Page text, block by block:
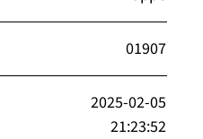
01907
2025-02-05
21:23:52